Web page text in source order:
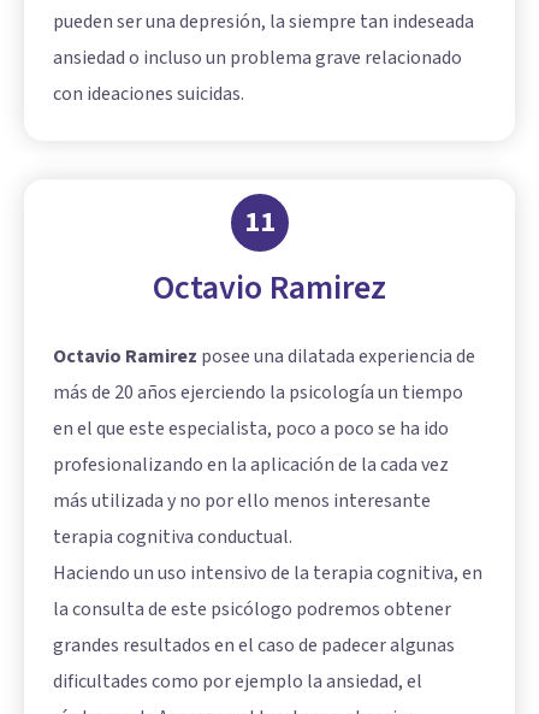
pueden ser una depresión, la siempre tan indeseada
ansiedad o incluso un problema grave relacionado
con ideaciones suicidas.
11
Octavio Ramirez
Octavio Ramirez posee una dilatada experiencia de
más de 20 años ejerciendo la psicología un tiempo
en el que este especialista, poco a poco se ha ido
profesionalizando en la aplicación de la cada vez
más utilizada y no por ello menos interesante
terapia cognitiva conductual.
Haciendo un uso intensivo de la terapia cognitiva, en
la consulta de este psicólogo podremos obtener
grandes resultados en el caso de padecer algunas
dificultades como por ejemplo la ansiedad, el